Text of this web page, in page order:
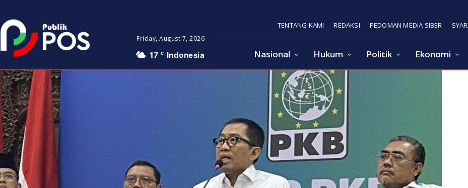
Friday, August 7, 2026
17 C Indonesia
TENTANG KAMI REDAKSI PEDOMAN MEDIA SIBER
Nasional Hukum Politik Ekonomi